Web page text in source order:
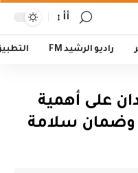
أأ
راديو الرشيد FM
على أهمية
وضمان سلامة